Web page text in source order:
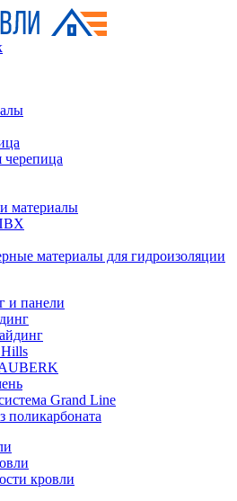
материалы
материалы для гидроизоляции
и панели
Grand Line
поликарбоната
кровли